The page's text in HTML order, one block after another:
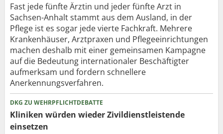
Fast jede fünfte Ärztin und jeder fünfte Arzt in
Sachsen-Anhalt stammt aus dem Ausland, in der
Pflege ist es sogar jede vierte Fachkraft. Mehrere
Krankenhäuser, Arztpraxen und Pflegeeinrichtungen
machen deshalb mit einer gemeinsamen Kampagne
auf die Bedeutung internationaler Beschäftigter
aufmerksam und fordern schnellere
Anerkennungsverfahren.
DKG ZU WEHRPFLICHTDEBATTE
Kliniken würden wieder Zivildienstleistende
einsetzen